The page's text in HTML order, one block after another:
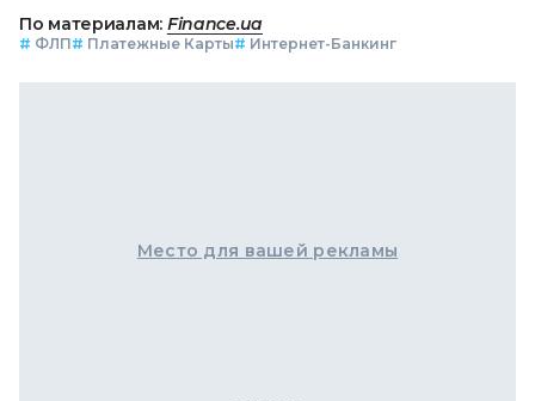
По материалам: Finance.ua
# ФЛП# Платежные Карты# Интернет-Банкинг
Место для вашей рекламы